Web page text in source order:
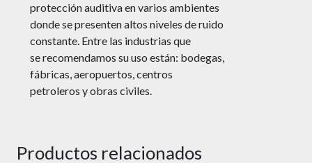
protección auditiva en varios ambientes
donde se presenten altos niveles de ruido
constante. Entre las industrias que
se recomendamos su uso están: bodegas,
fábricas, aeropuertos, centros
petroleros y obras civiles.
Productos relacionados